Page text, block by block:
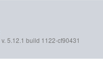
v. 5.12.1 build 1122-cf90431